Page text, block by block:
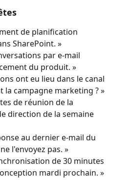
de planification
SharePoint. »
par e-mail
du produit. »
ont eu lieu dans le canal
la campagne marketing ? »
de réunion de la
direction de la semaine
au dernier e-mail du
l'envoyez pas. »
de 30 minutes
mardi prochain. »